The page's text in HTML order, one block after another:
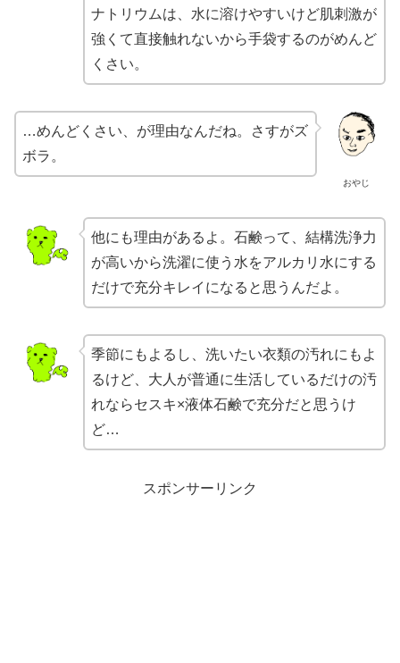
ナトリウムは、水に溶けやすいけど肌刺激が
強くて直接触れないから手袋するのがめんど
くさい。
おやじ
…めんどくさい、が理由なんだね。さすがズ
ボラ。
他にも理由があるよ。石鹸って、結構洗浄力
が高いから洗濯に使う水をアルカリ水にする
だけで充分キレイになると思うんだよ。
季節にもよるし、洗いたい衣類の汚れにもよ
るけど、大人が普通に生活しているだけの汚
れならセスキ×液体石鹸で充分だと思うけ
ど…
スポンサーリンク